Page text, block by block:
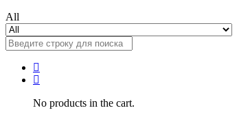
All
No products in the cart.